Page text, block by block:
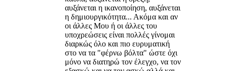
αυξάνεται η ικανοποίηση, αυξάνεται
η δημιουργικότητα... Ακόμα και αν
οι άλλες Μου ή οι άλλες του
υποχρεώσεις είναι πολλές γίνομαι
διαρκώς όλο και πιο ευρυματική
στο να τα "φέρνω βόλτα" ώστε όχι
μόνο να διατηρώ τον έλεγχο, να τον